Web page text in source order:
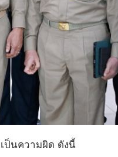
ป็นความผิด ดังนี้